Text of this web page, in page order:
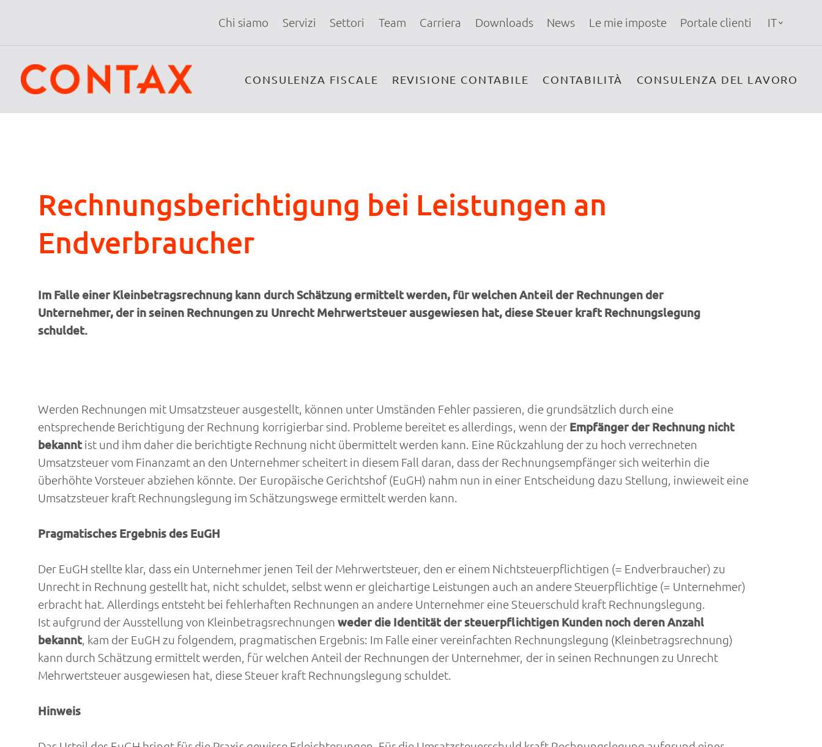
Chi siamo Servizi Settori Team Carriera Downloads News Le mie imposte Portale clienti IT
CONSULENZA FISCALE REVISIONE CONTABILE CONTABILITÀ CONSULENZA DEL LAVORO
Rechnungsberichtigung bei Leistungen an
Endverbraucher
Im Falle einer Kleinbetragsrechnung kann durch Schätzung ermittelt werden, für welchen Anteil der Rechnungen der
Unternehmer, der in seinen Rechnungen zu Unrecht Mehrwertsteuer ausgewiesen hat, diese Steuer kraft Rechnungslegung
schuldet.
Werden Rechnungen mit Umsatzsteuer ausgestellt, können unter Umständen Fehler passieren, die grundsätzlich durch eine
entsprechende Berichtigung der Rechnung korrigierbar sind. Probleme bereitet es allerdings, wenn der Empfänger der Rechnung nicht
bekanntist und ihm daher die berichtigte Rechnung nicht übermittelt werden kann. Eine Rückzahlung der zu hoch verrechneten
Umsatzsteuer vom Finanzamt an den Unternehmer scheitert in diesem Fall daran, dass der Rechnungsempfänger sich weiterhin die
überhöhte Vorsteuer abziehen könnte. Der Europäische Gerichtshof (EuGH) nahm nun in einer Entscheidung dazu Stellung, inwieweit eine
Umsatzsteuer kraft Rechnungslegung im Schätzungswege ermittelt werden kann.
Pragmatisches Ergebnis des EuGH
Der EuGH stellte klar, dass ein Unternehmer jenen Teil der Mehrwertsteuer, den er einem Nichtsteuerpflichtigen (= Endverbraucher) zu
Unrecht in Rechnung gestellt hat, nicht schuldet, selbst wenn er gleichartige Leistungen auch an andere Steuerpflichtige (= Unternehmer)
erbracht hat. Allerdings entsteht bei fehlerhaften Rechnungen an andere Unternehmer eine Steuerschuld kraft Rechnungslegung.
Ist aufgrund der Ausstellung von Kleinbetragsrechnungen weder die Identität der steuerpflichtigen Kunden noch deren Anzahl
bekannt, kam der EuGH zu folgendem, pragmatischen Ergebnis: Im Falle einer vereinfachten Rechnungslegung (Kleinbetragsrechnung)
kann durch Schätzung ermittelt werden, für welchen Anteil der Rechnungen der Unternehmer, der in seinen Rechnungen zu Unrecht
Mehrwertsteuer ausgewiesen hat, diese Steuer kraft Rechnungslegung schuldet.
Hinweis